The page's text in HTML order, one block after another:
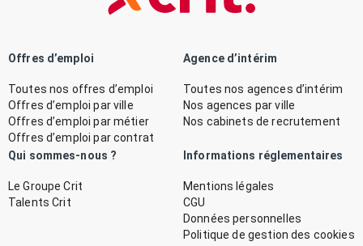
Offres d’emploi
Toutes nos offres d’emploi
Offres d’emploi par ville
Offres d’emploi par métier
Offres d’emploi par contrat
Agence d’intérim
Toutes nos agences d’intérim
Nos agences par ville
Nos cabinets de recrutement
Qui sommes-nous ?
Le Groupe Crit
Talents Crit
Informations réglementaires
Mentions légales
CGU
Données personnelles
Politique de gestion des cookies